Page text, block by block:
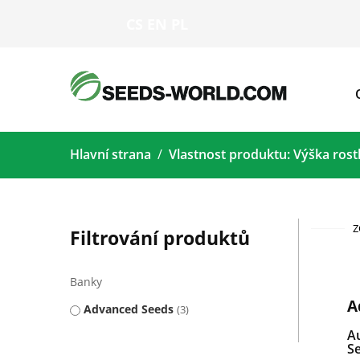
Hlavní strana Vlastnost produktu: Výška
Filtrování produktů
Banky
Advanced Seeds 3